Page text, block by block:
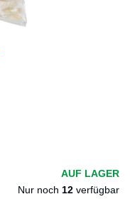
AUF LAGER
Nur noch 12 verfügbar